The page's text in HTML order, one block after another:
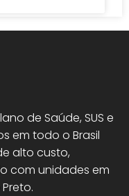
de Saúde, SUS e
em todo o Brasil
alto custo,
com unidades em